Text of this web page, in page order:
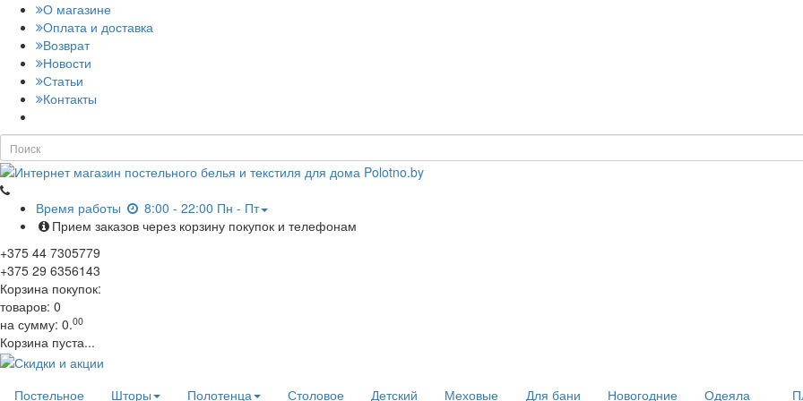
О магазине
Оплата и доставка
Возврат
Новости
Статьи
Контакты
Время работы
8:00 - 22:00 Пн - Пт
Прием заказов через корзину покупок и телефонам
+375 44 7305779
+375 29 6356143
Корзина покупок:
товаров: 0
на сумму: 0.00
Корзина пуста...
Постельное Шторы Полотенца Столовое Детский Меховые Для бани Новогодние Одеяла